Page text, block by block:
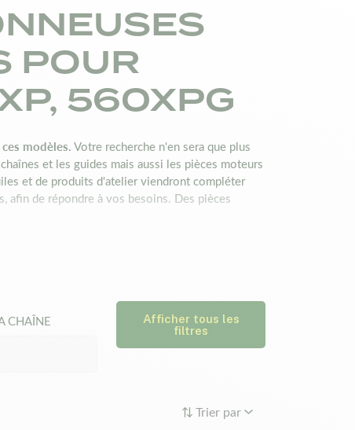
POUR
560XPG
modèles. Votre recherche n'en sera que plus
et les guides mais aussi les pièces moteurs
et de produits d'atelier viendront compléter
afin de répondre à vos besoins. Des pièces
remplacement. Si pour certaines pièces de
CHAÎNE
Afficher tous les
filtres
Trier par